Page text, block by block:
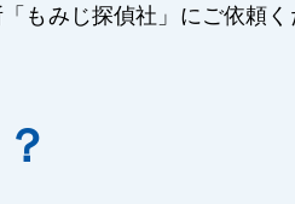
もみじ探偵社」にご依頼く